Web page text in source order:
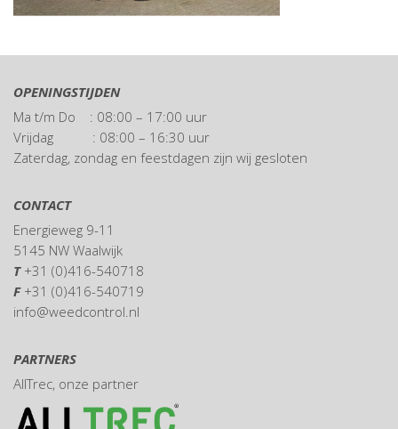
OPENINGSTIJDEN
Ma t/m Do : 08:00 – 17:00 uur
Vrijdag : 08:00 – 16:30 uur
Zaterdag, zondag en feestdagen zijn wij gesloten
CONTACT
Energieweg 9-11
5145 NW Waalwijk
T +31 (0)416-540718
F +31 (0)416-540719
info@weedcontrol.nl
PARTNERS
AllTrec, onze partner